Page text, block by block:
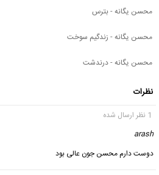
محسن یگانه - بترس
محسن یگانه - زندگیم سوخت
محسن یگانه - درندشت
نظرات
1 نظر ارسال شده
arash
دوست دارم محسن جون عالی بود